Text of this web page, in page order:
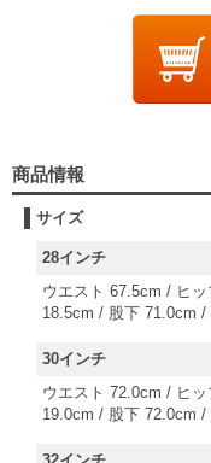
商品情報
サイズ
28インチ
ウエスト 67.5cm / ヒ
18.5cm / 股下 71.0cm /
30インチ
ウエスト 72.0cm / ヒ
19.0cm / 股下 72.0cm /